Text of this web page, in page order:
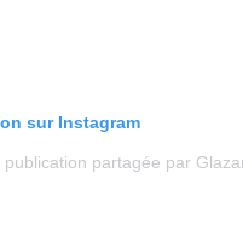
sur Instagram
publication partagée par